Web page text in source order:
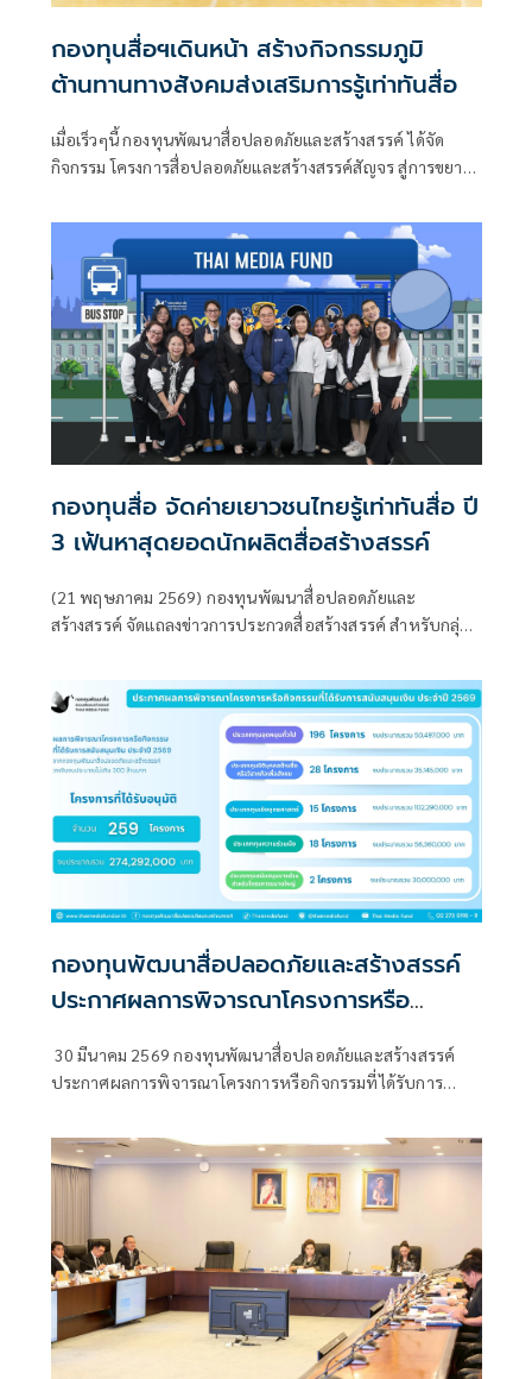
กองทุนสื่อฯเดินหน้า สร้างกิจกรรมภูมิ
ต้านทานทางสังคมส่งเสริมการรู้เท่าทันสื่อ
เมื่อเร็วๆนี้ กองทุนพัฒนาสื่อปลอดภัยและสร้างสรรค์ ได้จัด
กิจกรรม โครงการสื่อปลอดภัยและสร้างสรรค์สัญจร สู่การขยาย
เยาวชน 5 ภูมิภาค
กองทุนสื่อ จัดค่ายเยาวชนไทยรู้เท่าทันสื่อ ปี
3 เฟ้นหาสุดยอดนักผลิตสื่อสร้างสรรค์
(21 พฤษภาคม 2569) กองทุนพัฒนาสื่อปลอดภัยและ
สร้างสรรค์ จัดแถลงข่าวการประกวดสื่อสร้างสรรค์ สำหรับกลุ่ม
สื่อ ปี 3” ณ โรงแรมเรดิสัน บลู พลาซ่า กรุงเทพฯ
กองทุนพัฒนาสื่อปลอดภัยและสร้างสรรค์
ประกาศผลการพิจารณาโครงการหรือ
กิจกรรมที่ได้รับการสนับสนุนเงิน ประจำปี
2569 จำนวน 259 โครงการ
30 มีนาคม 2569 กองทุนพัฒนาสื่อปลอดภัยและสร้างสรรค์
ประกาศผลการพิจารณาโครงการหรือกิจกรรมที่ได้รับการ